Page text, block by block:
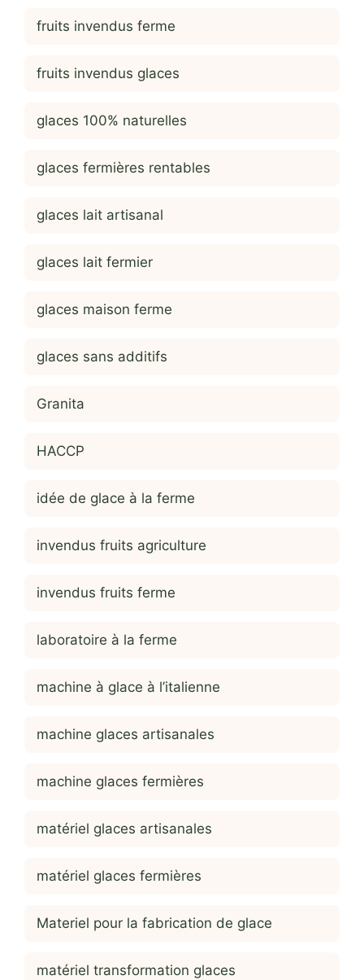
fruits invendus ferme
fruits invendus glaces
glaces 100% naturelles
glaces fermières rentables
glaces lait artisanal
glaces lait fermier
glaces maison ferme
glaces sans additifs
Granita
HACCP
idée de glace à la ferme
invendus fruits agriculture
invendus fruits ferme
laboratoire à la ferme
machine à glace à l’italienne
machine glaces artisanales
machine glaces fermières
matériel glaces artisanales
matériel glaces fermières
Materiel pour la fabrication de glace
matériel transformation glaces